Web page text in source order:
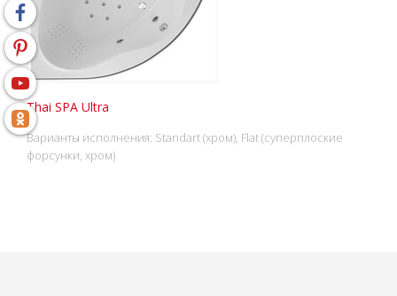
Thai SPA Ultra
Варианты исполнения: Standart (хром), Flat (суперплоские
форсунки, хром)